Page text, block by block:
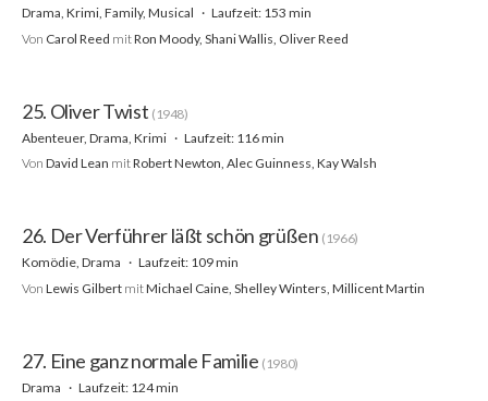
Drama, Krimi, Family, Musical
Laufzeit: 153 min
Von Carol Reed mitRon Moody, Shani Wallis, Oliver Reed
25. Oliver Twist (1948)
Abenteuer, Drama, Krimi
Laufzeit: 116 min
Von David Lean mitRobert Newton, Alec Guinness, Kay Walsh
26. Der Verführer läßt schön grüßen (1966)
Komödie, Drama
Laufzeit: 109 min
Von Lewis Gilbert mitMichael Caine, Shelley Winters, Millicent Martin
27. Eine ganz normale Familie (1980)
Drama
Laufzeit: 124 min